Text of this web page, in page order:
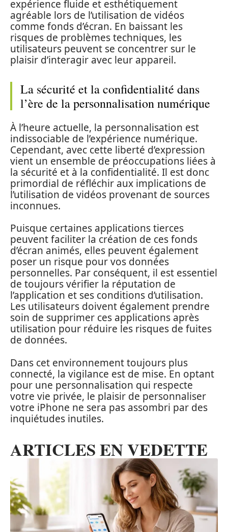
expérience fluide et esthétiquement
agréable lors de l’utilisation de vidéos
comme fonds d’écran. En baissant les
risques de problèmes techniques, les
utilisateurs peuvent se concentrer sur le
plaisir d’interagir avec leur appareil.
La sécurité et la confidentialité dans
l’ère de la personnalisation numérique
À l’heure actuelle, la personnalisation est
indissociable de l’expérience numérique.
Cependant, avec cette liberté d’expression
vient un ensemble de préoccupations liées à
la sécurité et à la confidentialité. Il est donc
primordial de réfléchir aux implications de
l’utilisation de vidéos provenant de sources
inconnues.
Puisque certaines applications tierces
peuvent faciliter la création de ces fonds
d’écran animés, elles peuvent également
poser un risque pour vos données
personnelles. Par conséquent, il est essentiel
de toujours vérifier la réputation de
l’application et ses conditions d’utilisation.
Les utilisateurs doivent également prendre
soin de supprimer ces applications après
utilisation pour réduire les risques de fuites
de données.
Dans cet environnement toujours plus
connecté, la vigilance est de mise. En optant
pour une personnalisation qui respecte
votre vie privée, le plaisir de personnaliser
votre iPhone ne sera pas assombri par des
inquiétudes inutiles.
ARTICLES EN VEDETTE